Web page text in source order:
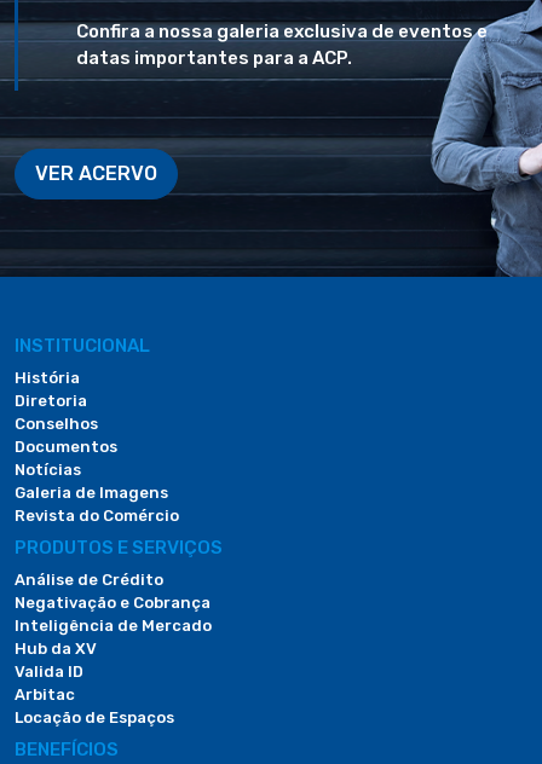
Confira a nossa galeria exclusiva de eventos e
datas importantes para a ACP.
VER ACERVO
INSTITUCIONAL
História
Diretoria
Conselhos
Documentos
Notícias
Galeria de Imagens
Revista do Comércio
PRODUTOS E SERVIÇOS
Análise de Crédito
Negativação e Cobrança
Inteligência de Mercado
Hub da XV
Valida ID
Arbitac
Locação de Espaços
BENEFÍCIOS